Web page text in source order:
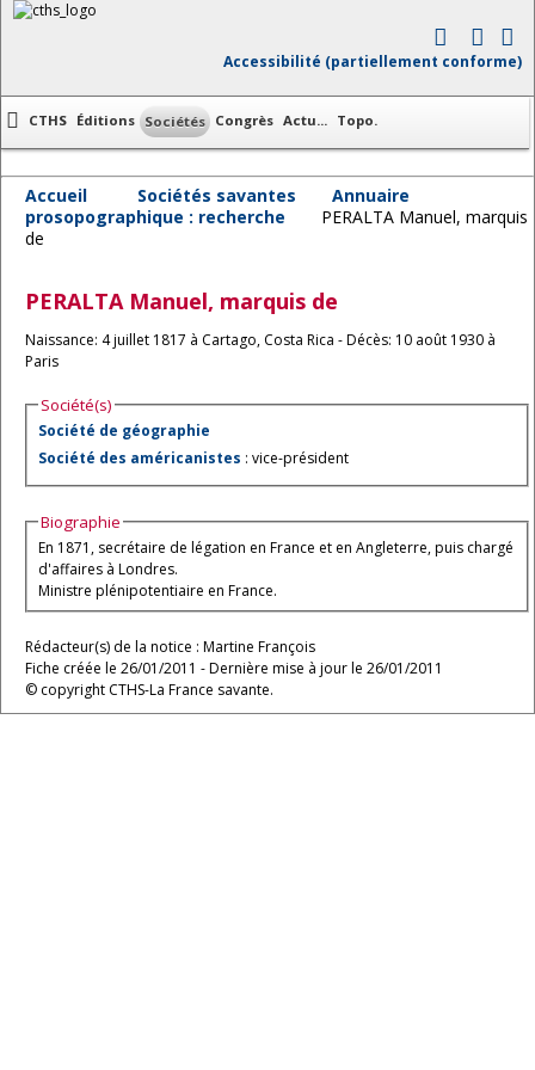
Accessibilité (partiellement conforme)
CTHS Éditions Sociétés Congrès Actu... Topo.
Accueil Sociétés savantes
Annuaire
prosopographique : recherche
PERALTA Manuel, marquis
de
PERALTA Manuel, marquis de
Naissance: 4 juillet 1817 à Cartago, Costa Rica - Décès: 10 août 1930 à
Paris
Société(s)
Société de géographie
Société des américanistes : vice-président
Biographie
En 1871, secrétaire de légation en France et en Angleterre, puis chargé
d'affaires à Londres.
Ministre plénipotentiaire en France.
Rédacteur(s) de la notice : Martine François
Fiche créée le 26/01/2011 - Dernière mise à jour le 26/01/2011
© copyright CTHS-La France savante.